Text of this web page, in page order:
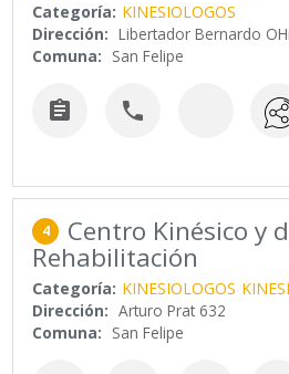
Categoría: KINESIOLOGOS
Dirección: Libertador Bernardo
Comuna: San Felipe
 
4 Centro Kinésico y
Rehabilitación
Categoría: KINESIOLOGOS
Dirección: Arturo Prat 632
Comuna: San Felipe